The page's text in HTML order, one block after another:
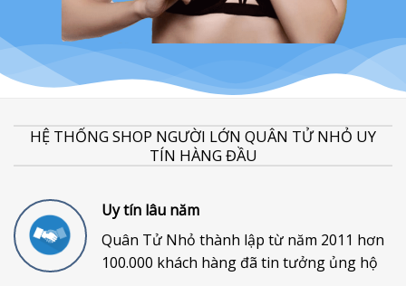
HỆ THỐNG SHOP NGƯỜI LỚN QUÂN TỬ NHỎ UY
TÍN HÀNG ĐẦU
Uy tín lâu năm
Quân Tử Nhỏ thành lập từ năm 2011 hơn
100.000 khách hàng đã tin tưởng ủng hộ